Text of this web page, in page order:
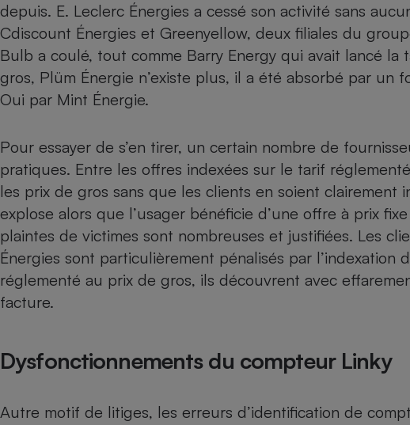
depuis. E. Leclerc Énergies a cessé son activité sans
Cdiscount Énergies et Greenyellow, deux filiales du
Bulb a coulé, tout comme Barry Energy qui avait lancé la
gros, Plüm Énergie n’existe plus, il a été absorbé par un
Oui par Mint Énergie.
Pour essayer de s’en tirer, un certain nombre de
pratiques. Entre les offres indexées sur le tarif
les prix de gros sans que les clients en soient clairement
explose alors que l’usager bénéficie d’une offre à prix
plaintes de victimes sont nombreuses et justifiées. Les
Énergies sont particulièrement pénalisés par
réglementé au prix de gros, ils découvrent avec
facture.
Dysfonctionnements du compteur Linky
Autre motif de litiges, les erreurs d’identification de
Champagne -
bouteille de
Banque en ligne
Plaque de cuisson à
induction
Téléviseur
Téléphone mobile -
Smartphone
Antivirus
Matelas
Radiateur électrique
Ventilateur